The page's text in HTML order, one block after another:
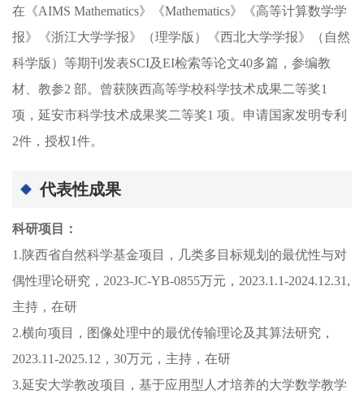
在《AIMS Mathematics》《Mathematics》《高等计算数学学
报》《浙江大学学报》（理学版）《西北大学学报》（自然
科学版）等期刊发表SCI及EI检索等论文40多篇，参编教
材、教参2 部。曾获陕西高等学校科学技术成果二等奖1
项，延安市科学技术成果奖二等奖1 项。申请国家发明专利
2件，授权1件。
代表性成果
科研项目：
1.陕西省自然科学基金项目，几类多目标规划的最优性与对
偶性理论研究，2023-JC-YB-0855万元，2023.1.1-2024.12.31,
主持，在研
2.横向项目，图像处理中的最优传输理论及其算法研究，
2023.11-2025.12，30万元，主持，在研
3.延安大学教改项目， 基于应用型人才培养的大学数学教学